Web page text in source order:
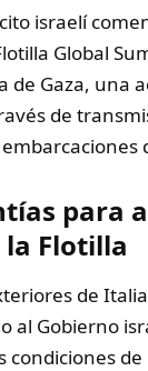
israelí
Global
de Gaza, una
de
para
Flotilla
de
al Gobierno
condiciones